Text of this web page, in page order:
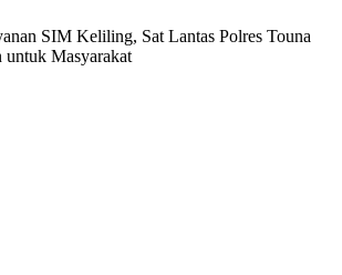
SIM Keliling, Sat Lantas Polres Touna
untuk Masyarakat